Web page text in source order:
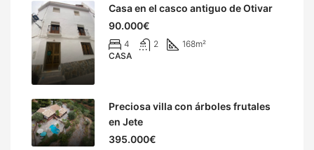
Casa en el casco antiguo de Otivar
90.000€
4 2 168m²
CASA
Preciosa villa con árboles frutales
en Jete
395.000€